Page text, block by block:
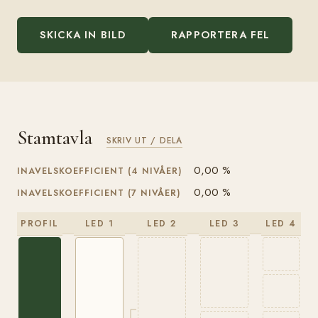
SKICKA IN BILD RAPPORTERA FEL
Stamtavla SKRIV UT / DELA
INAVELSKOEFFICIENT (4 NIVÅER) 0,00 %
INAVELSKOEFFICIENT (7 NIVÅER) 0,00 %
PROFIL LED 1 LED 2 LED 3 LED 4